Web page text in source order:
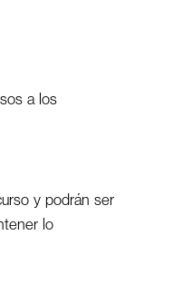
a los
y podrán ser
lo